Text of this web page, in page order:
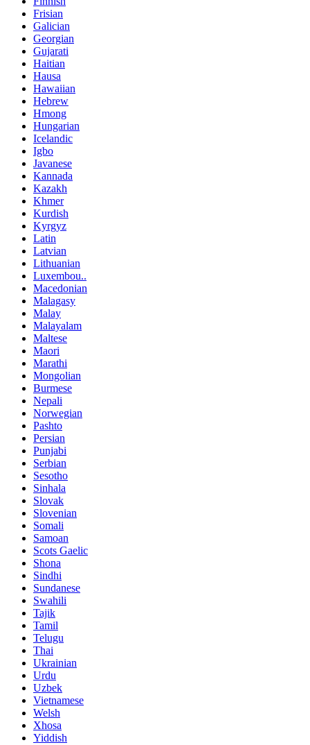
Frisian
Galician
Georgian
Gujarati
Haitian
Hausa
Hawaiian
Hebrew
Hmong
Hungarian
Icelandic
Igbo
Javanese
Kannada
Kazakh
Khmer
Kurdish
Kyrgyz
Latin
Latvian
Lithuanian
Luxembou..
Macedonian
Malagasy
Malay
Malayalam
Maltese
Maori
Marathi
Mongolian
Burmese
Nepali
Norwegian
Pashto
Persian
Punjabi
Serbian
Sesotho
Sinhala
Slovak
Slovenian
Somali
Samoan
Scots Gaelic
Shona
Sindhi
Sundanese
Swahili
Tajik
Tamil
Telugu
Thai
Ukrainian
Urdu
Uzbek
Vietnamese
Welsh
Xhosa
Yiddish